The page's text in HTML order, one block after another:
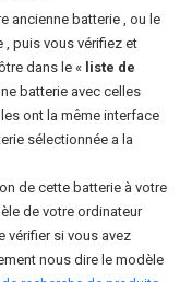
ancienne batterie , ou le
, puis vous vérifiez et
dans le « liste de
batterie avec celles
ont la même interface
sélectionnée a la
de cette batterie à votre
de votre ordinateur
vérifier si vous avez
nous dire le modèle